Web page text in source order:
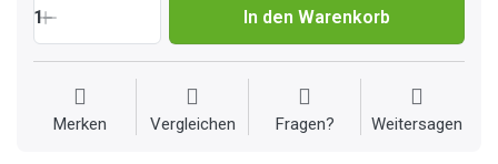
1 In den Warenkorb
Merken Vergleichen Fragen? Weitersagen